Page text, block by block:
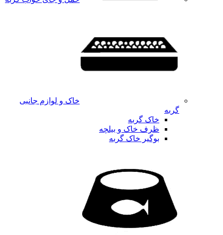
خاک و لوازم جانبی
گربه
خاک گربه
ظرف خاک و بیلچه
بوگیر خاک گربه